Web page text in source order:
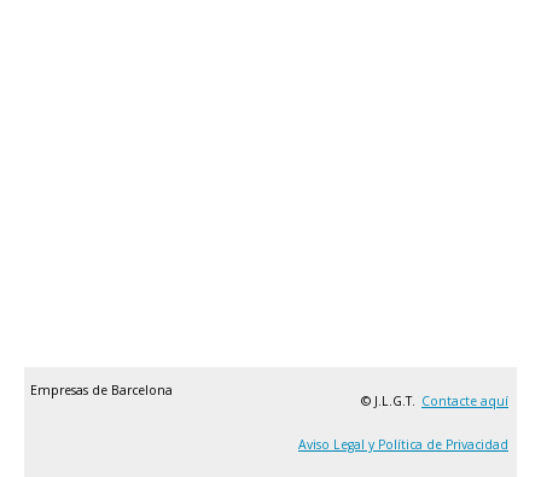
Empresas de Barcelona
© J.L.G.T. Contacte aquí
Aviso Legal y Política de Privacidad